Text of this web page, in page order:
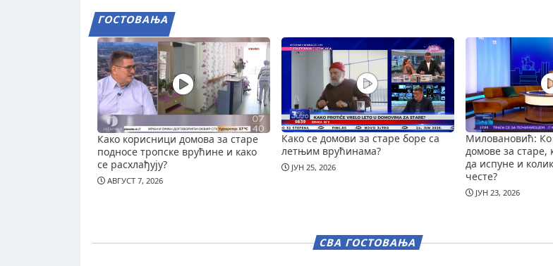
ГОСТОВАЊА
Како корисници домова за старе
подносе тропске врућине и како
се расхлађују?
АВГУСТ 7, 2026
Како се домови за старе боре са
летњим врућинама?
ЈУН 25, 2026
Миловановић:
домове за старе,
да испуне и
честе?
ЈУН 23, 2026
СВА ГОСТОВАЊА